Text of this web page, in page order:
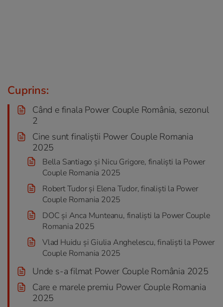
Cuprins:
Când e finala Power Couple România, sezonul
2
Cine sunt finaliștii Power Couple Romania
2025
Bella Santiago și Nicu Grigore, finaliști la Power
Couple Romania 2025
Robert Tudor și Elena Tudor, finaliști la Power
Couple Romania 2025
DOC și Anca Munteanu, finaliști la Power Couple
Romania 2025
Vlad Huidu și Giulia Anghelescu, finaliști la Power
Couple Romania 2025
Unde s-a filmat Power Couple România 2025
Care e marele premiu Power Couple Romania
2025